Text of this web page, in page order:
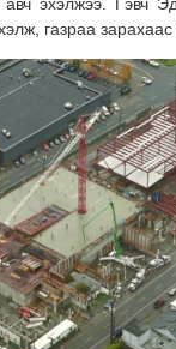
газраа зарахаас